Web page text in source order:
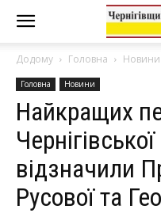
Додому Головна Новини
Головна Новини
Найкращих
відзначили
Русової та